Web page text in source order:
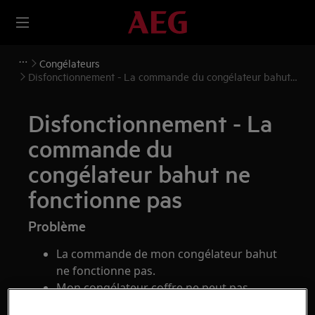
Congélateurs
Disfonctionnement - La commande du congélateur bahut
Disfonctionnement - La
commande du
congélateur bahut ne
fonctionne pas
Problème
La commande de mon congélateur bahut
ne fonctionne pas.
Mon congélateur coffre ne peut pas